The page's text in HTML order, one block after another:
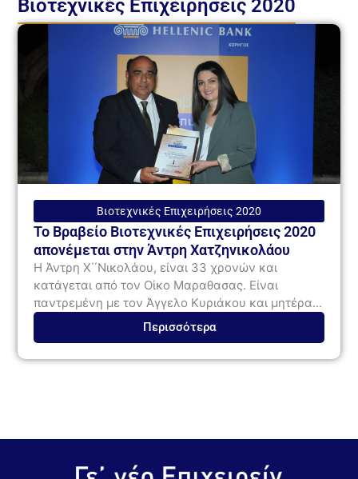
Βιοτεχνικές Επιχειρήσεις 2020
Βιοτεχνικές Επιχειρήσεις 2020
Το Βραβείο Βιοτεχνικές Επιχειρήσεις 2020
απονέμεται στην Άντρη Χατζηνικολάου
Η Άντρη Χ΄΄Νικολάου, είναι 33 χρονών και
κατάγεται από τον Οίκο Μαραθασας. Είναι
παντρεμένη με τον Άγγελο Κυριάκου και μητέρα...
Περισσότερα